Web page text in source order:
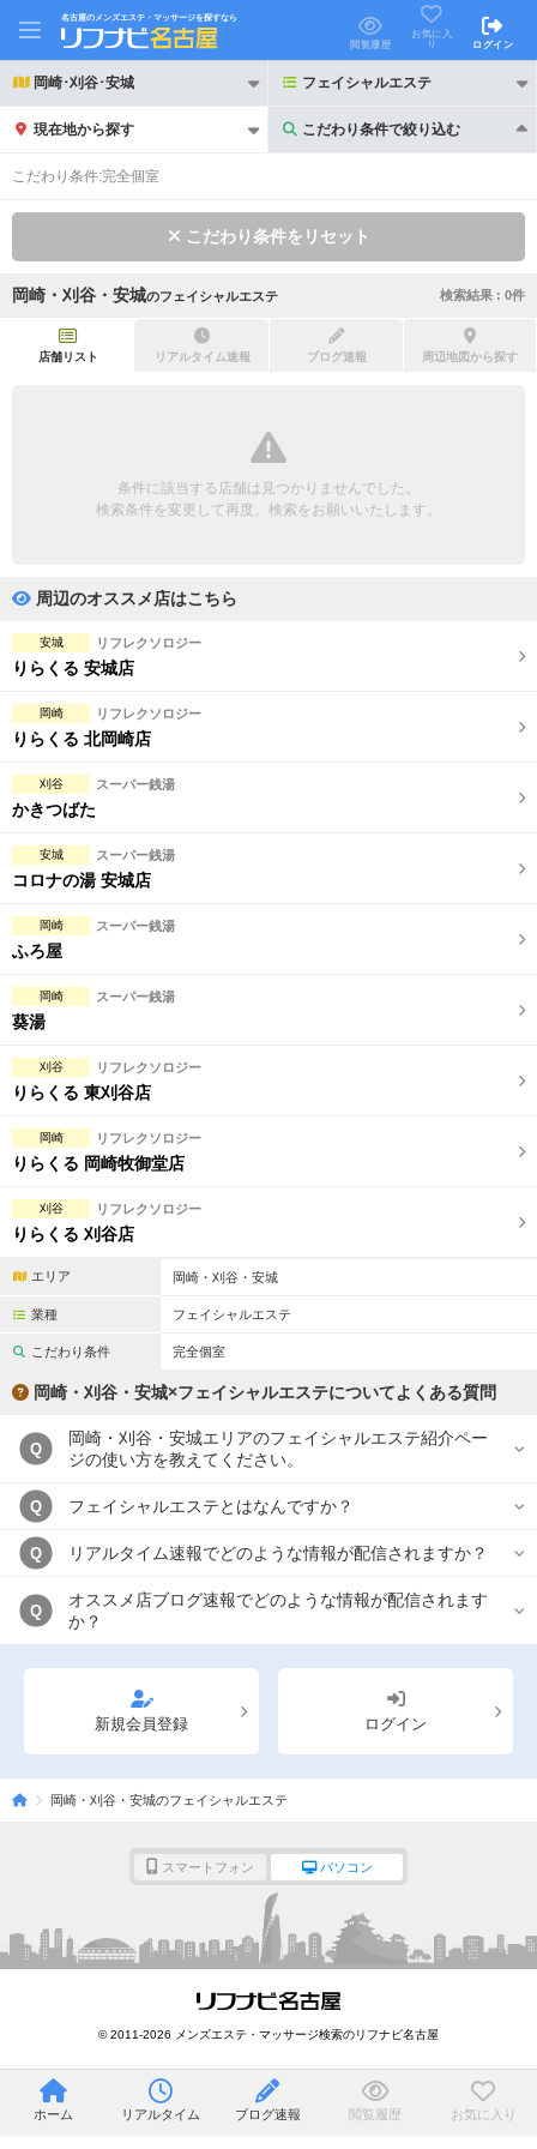
名古屋のメンズエステ・マッサージを探すなら
閲覧履歴
お気に入
り
ログイン
岡崎･刈谷･安城 フェイシャルエステ
現在地から探す こだわり条件で絞り込む
こだわり条件で絞り込む
初回割引あり リピーター割引あり
団体様歓迎
ペアルームあり
フットバスあり
日本人スタッフのみ
スタッフ指名可
こだわり条件:完全個室
こだわり条件をリセット
岡崎・刈谷・安城のフェイシャルエステ 検索結果 : 0件
店舗リスト リアルタイム速報 ブログ速報 周辺地図から探す
条件に該当する店舗は見つかりませんでした。
検索条件を変更して再度、検索をお願いいたします。
周辺のオススメ店はこちら
安城 リフレクソロジー
りらくる 安城店
岡崎 リフレクソロジー
りらくる 北岡崎店
刈谷 スーパー銭湯
かきつばた
安城 スーパー銭湯
コロナの湯 安城店
岡崎 スーパー銭湯
ふろ屋
岡崎 スーパー銭湯
葵湯
刈谷 リフレクソロジー
りらくる 東刈谷店
岡崎 リフレクソロジー
りらくる 岡崎牧御堂店
刈谷 リフレクソロジー
りらくる 刈谷店
エリア 岡崎・刈谷・安城
業種 フェイシャルエステ
こだわり条件 完全個室
岡崎・刈谷・安城×フェイシャルエステについてよくある質問
Q
岡崎・刈谷・安城エリアのフェイシャルエステ紹介ペー
ジの使い方を教えてください。
Q フェイシャルエステとはなんですか？
Q リアルタイム速報でどのような情報が配信されますか？
Q
オススメ店ブログ速報でどのような情報が配信されます
か？
新規会員登録 ログイン
岡崎・刈谷・安城のフェイシャルエステ
スマートフォン パソコン
© 2011-2026 メンズエステ・マッサージ検索のリフナビ名古屋
ホーム リアルタイム ブログ速報 閲覧履歴 お気に入り